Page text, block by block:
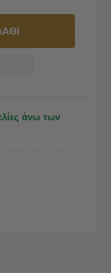
άνω των